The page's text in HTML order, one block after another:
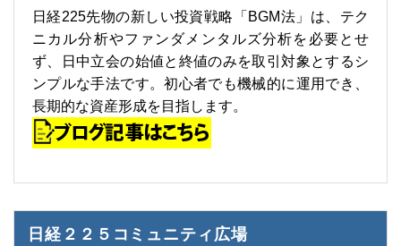
日経225先物の新しい投資戦略「BGM法」は、テク
ニカル分析やファンダメンタルズ分析を必要とせ
ず、日中立会の始値と終値のみを取引対象とするシ
ンプルな手法です。初心者でも機械的に運用でき、
長期的な資産形成を目指します。
日経２２５コミュニティ広場